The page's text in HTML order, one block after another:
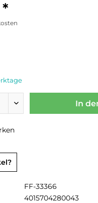
In
FF-33366
4015704280043